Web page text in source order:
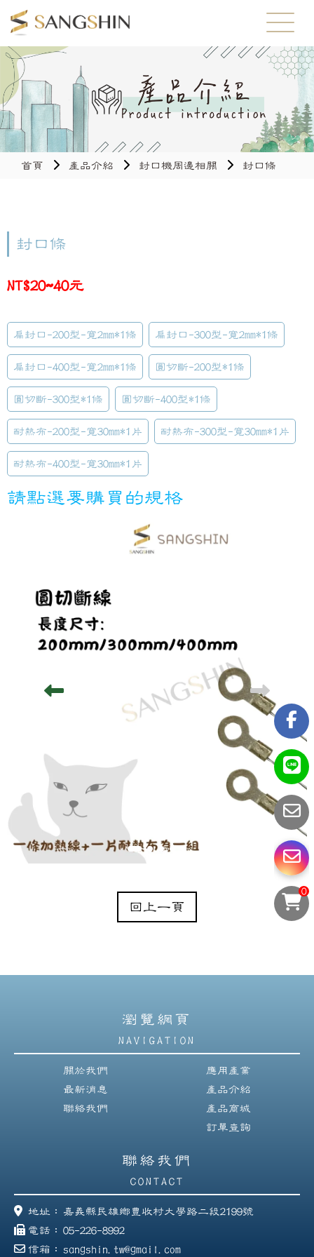
首頁 產品介紹 封口機周邊相關 封口條
封口條
NT$20~40元
扁封口-200型-寬2mm*1條 扁封口-300型-寬2mm*1條
扁封口-400型-寬2mm*1條 圓切斷-200型*1條
圓切斷-300型*1條 圓切斷-400型*1條
耐熱布-200型-寬30mm*1片 耐熱布-300型-寬30mm*1片
耐熱布-400型-寬30mm*1片
請點選要購買的規格
回上一頁
瀏覽網頁
NAVIGATION
關於我們
最新消息
聯絡我們
應用產業
產品介紹
產品商城
訂單查詢
聯絡我們
CONTACT
地址：
嘉義縣民雄鄉豊收村大學路二段2199號
電話： 05-226-8992
信箱：
sangshin.tw@gmail.com
0